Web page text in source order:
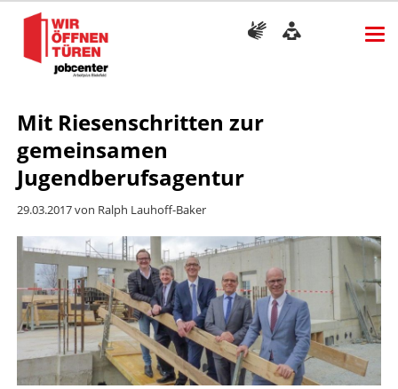
Mit Riesenschritten zur
gemeinsamen
Jugendberufsagentur
29.03.2017von Ralph Lauhoff-Baker